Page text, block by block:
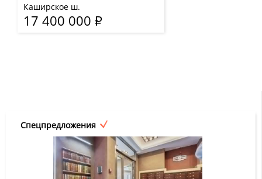
Каширское ш.
17 400 000 Р
Спецпредложения